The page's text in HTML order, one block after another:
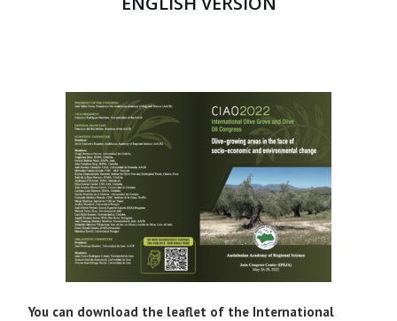
You can download the leaflet of the International